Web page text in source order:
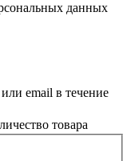
данных
email в течение
товара